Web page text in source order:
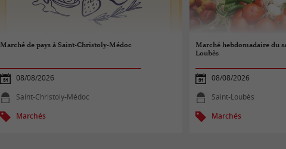
Marché de pays à Saint-Christoly-Médoc
08/08/2026
Saint-Christoly-Médoc
Marchés
Marché hebdomadaire du
Loubès
08/08/2026
Saint-Loubès
Marchés